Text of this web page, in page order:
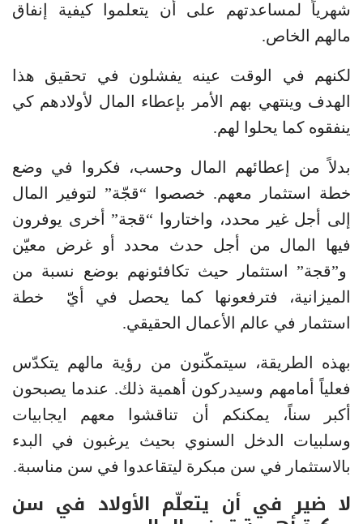
شهرياً لمساعدتهم على أن يتعلموا كيفية إنفاق
مالهم الخاص.
لكنهم في الوقت عينه يفشلون في تحقيق هذا
الهدف وينتهي بهم الأمر بإعطاء المال لأولادهم كي
ينفقوه كما يحلوا لهم.
بدلاً من إعطائهم المال وحسب، فكروا في وضع
خطة استثمار معهم. خصصوا “قجّة” لتوفير المال
إلى أجل غير محدد، واختاروا “قجة” أخرى يوفرون
فيها المال من أجل حدث محدد أو غرض معيّن
و”قجة” استثمار حيث تكافئونهم بوضع نسبة من
الميزانية، فترفعونها كما يحصل في أيّ خطة
استثمار في عالم الأعمال الحقيقي.
بهذه الطريقة، سيتمكّنون من رؤية مالهم يتكدّس
فعلياً أمامهم وسيدركون أهمية ذلك. عندما يصبحون
أكبر سناً، يمكنكم أن تناقشوا معهم ايجابيات
وسلبيات الدخل السنوي بحيث يرغبون في البدء
بالاستثمار في سن مبكرة ليتقاعدوا في سن مناسبة.
لا ضير في أن يتعلّم الأولاد في سن